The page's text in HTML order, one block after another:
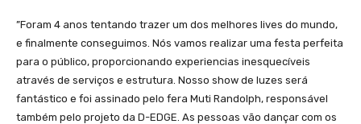
”Foram 4 anos tentando trazer um dos melhores lives do mundo,
e finalmente conseguimos. Nós vamos realizar uma festa perfeita
para o público, proporcionando experiencias inesquecíveis
através de serviços e estrutura. Nosso show de luzes será
fantástico e foi assinado pelo fera Muti Randolph, responsável
também pelo projeto da D-EDGE. As pessoas vão dançar com os